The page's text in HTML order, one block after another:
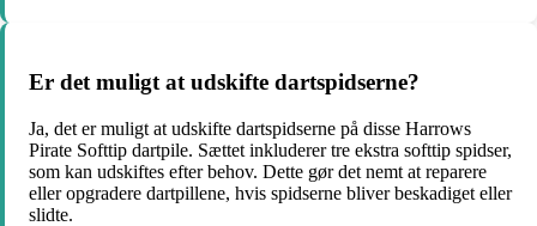
Er det muligt at udskifte dartspidserne?
Ja, det er muligt at udskifte dartspidserne på disse Harrows
Pirate Softtip dartpile. Sættet inkluderer tre ekstra softtip spidser,
som kan udskiftes efter behov. Dette gør det nemt at reparere
eller opgradere dartpillene, hvis spidserne bliver beskadiget eller
slidte.